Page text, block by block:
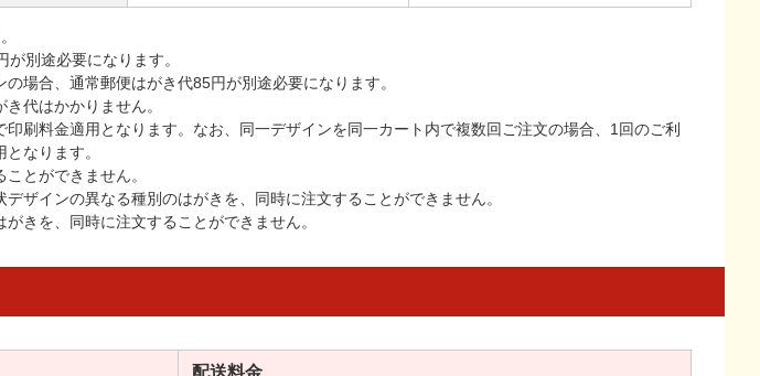
別途必要になります。
場合、通常郵便はがき代85円が別途必要になります。
代はかかりません。
刷料金適用となります。なお、同一デザインを同一カート内で複数回ご注文の場合、1回のご利
なります。
とができません。
ザインの異なる種別のはがきを、同時に注文することができません。
きを、同時に注文することができません。
配送料金